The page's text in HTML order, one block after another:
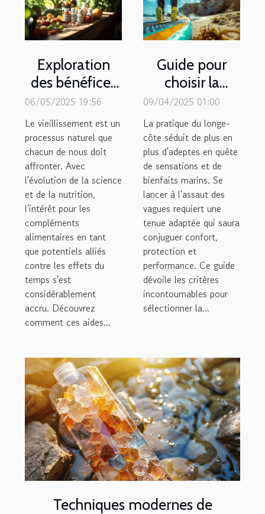
Exploration
des bénéfices
des
compléments
alimentaires
pour le
vieillissement
06/05/2025 19:56
Le vieillissement est un
processus naturel que
chacun de nous doit
affronter. Avec
l'évolution de la science
et de la nutrition,
l'intérêt pour les
compléments
alimentaires en tant
que potentiels alliés
contre les effets du
temps s'est
considérablement
accru. Découvrez
comment ces aides...
Guide pour
choisir la
meilleure
combinaison
pour le longe-
côte
09/04/2025 01:00
La pratique du longe-
côte séduit de plus en
plus d'adeptes en quête
de sensations et de
bienfaits marins. Se
lancer à l'assaut des
vagues requiert une
tenue adaptée qui saura
conjuguer confort,
protection et
performance. Ce guide
dévoile les critères
incontournables pour
sélectionner la...
Techniques modernes de